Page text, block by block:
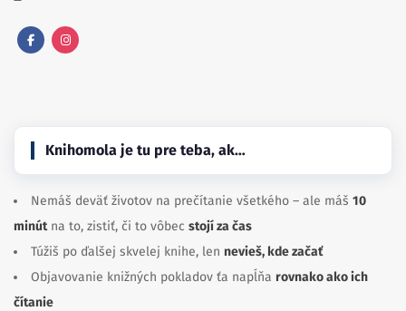
Knihomola je tu pre teba, ak…
Nemáš deväť životov na prečítanie všetkého – ale máš 10
minútna to, zistiť, či to vôbec stojí za čas
Túžiš po ďalšej skvelej knihe, len nevieš, kde začať
Objavovanie knižných pokladov ťa napĺňa rovnako ako ich
čítanie